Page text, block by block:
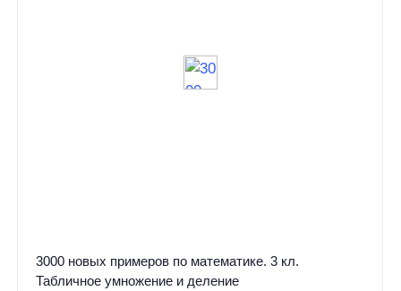
3000 новых примеров по математике. 3 кл.
Табличное умножение и деление